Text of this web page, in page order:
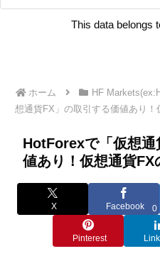
This data belongs
ホーム HF
想通貨FX」の取引する価値あり！
HotForexで「仮想通
値あり！仮想通貨FX
X Facebook 0
Pinterest